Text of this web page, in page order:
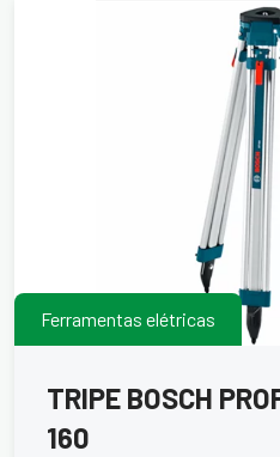
Ferramentas elétricas
TRIPE BOSCH
160